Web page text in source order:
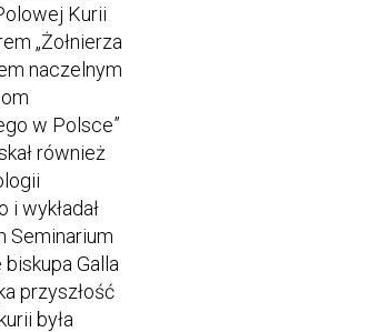
Kurii
„Żołnierza
naczelnym
w Polsce”
również
wykładał
Seminarium
Galla
przyszłość
była